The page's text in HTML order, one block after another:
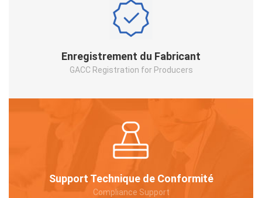
Enregistrement du Fabricant
GACC Registration for Producers
Support Technique de Conformité
Compliance Support